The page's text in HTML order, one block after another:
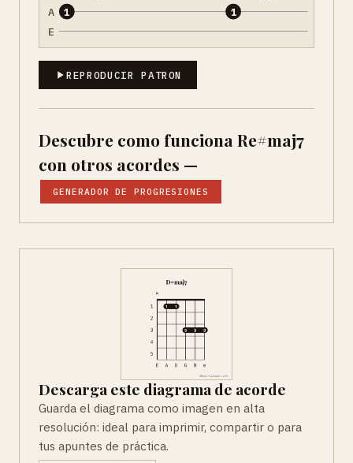
A
E
1 1
REPRODUCIR PATRON
Descubre como funciona Re#maj7
con otros acordes —
GENERADOR DE PROGRESIONES
Descarga este diagrama de acorde
Guarda el diagrama como imagen en alta
resolución: ideal para imprimir, compartir o para
tus apuntes de práctica.